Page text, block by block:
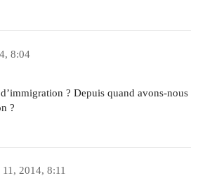
8:04
? Depuis quand avons-nous
?
11, 2014, 8:11